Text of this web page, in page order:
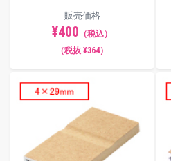
販売価格
¥400 （税込）
（税抜 ¥364）